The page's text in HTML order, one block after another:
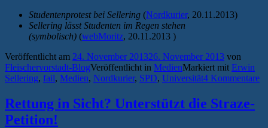
Studentenprotest bei Sellering (Nordkurier, 20.11.2013)
Sellering lässt Studenten im Regen stehen
(symbolisch) (webMoritz, 20.11.2013 )
Veröffentlicht am 24. November 201326. November 2013 von
Fleischervorstadt-BlogVeröffentlicht in MedienMarkiert mit Erwin
Sellering, fail, Medien, Nordkurier, SPD, Universität4 Kommentare
Rettung in Sicht? Unterstützt die Straze-
Petition!